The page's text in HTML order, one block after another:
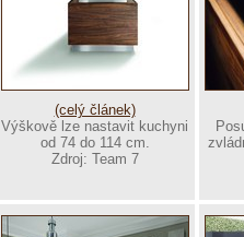
(celý článek)
Výškově lze nastavit kuchyni
od 74 do 114 cm.
Zdroj: Team 7